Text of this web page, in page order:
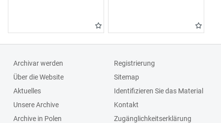
Archivar werden
Über die Website
Aktuelles
Unsere Archive
Archive in Polen
Registrierung
Sitemap
Identifizieren Sie das Material
Kontakt
Zugänglichkeitserklärung